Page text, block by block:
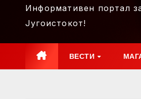
Информативен портал
Југоистокот!
ВЕСТИ